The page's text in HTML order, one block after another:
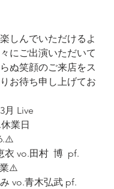
しんでいただけるよ
にご出演いただいて
ぬ笑顔のご来店をス
お待ち申し上げてお
Live
業日
vo.田村  博  pf.
⚠️
vo.青木弘武 pf.